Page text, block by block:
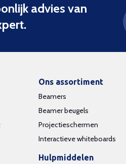
advies van
Ons assortiment
Beamers
Beamer beugels
Projectieschermen
Interactieve whiteboards
Hulpmiddelen